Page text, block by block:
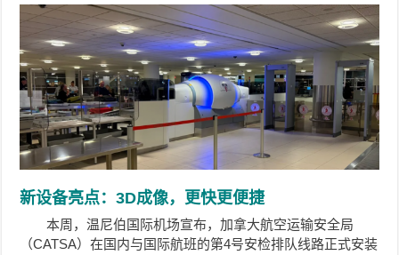
新设备亮点：3D成像，更快更便捷
本周，温尼伯国际机场宣布，加拿大航空运输安全局
（CATSA）在国内与国际航班的第4号安检排队线路正式安装